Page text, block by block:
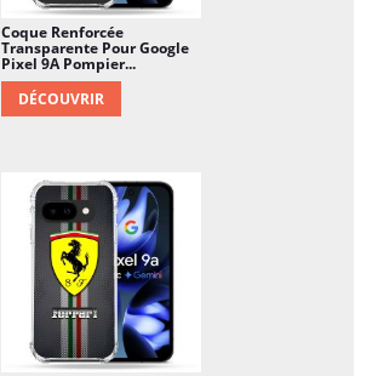
Coque Renforcée
Transparente Pour Google
Pixel 9A Pompier...
DÉCOUVRIR